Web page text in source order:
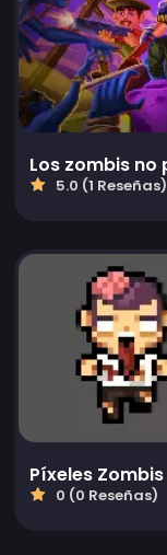
5.0 (1 Reseñas)
Píxeles Zombis
0 (0 Reseñas)